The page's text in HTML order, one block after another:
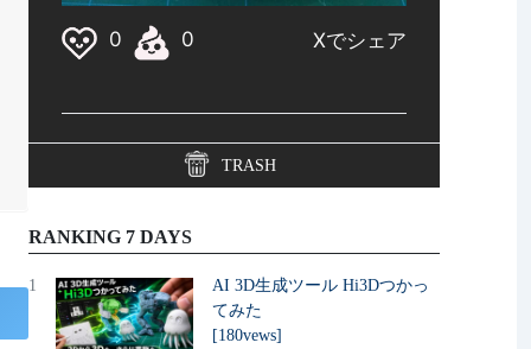
TRASH
RANKING 7 DAYS
1
AI 3D生成ツール Hi3Dつかっ
てみた
[180vews]